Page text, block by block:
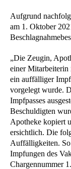
Aufgrund
am 1. Oktober
„Die Zeugin,
einer
ein auffälliger
vorgelegt wurde.
Impfpasses
Beschuldigten
Apotheke kopiert
ersichtlich. Die
Auffälligkeiten.
Impfungen des
Chargennummer